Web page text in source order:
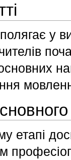
полягає у
етапі